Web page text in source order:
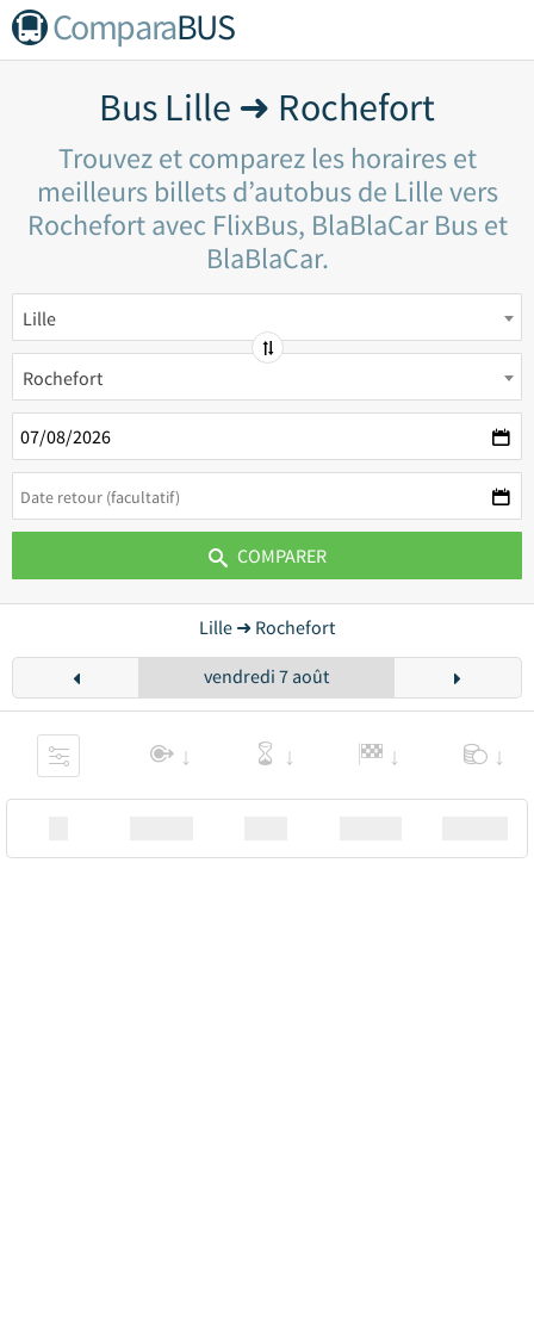
ComparaBUS
Bus Lille ➜ Rochefort
Trouvez et comparez les horaires et
meilleurs billets d’autobus de Lille vers
Rochefort avec FlixBus, BlaBlaCar Bus et
BlaBlaCar.
Lille
Rochefort
COMPARER
Lille ➜ Rochefort
vendredi 7 août